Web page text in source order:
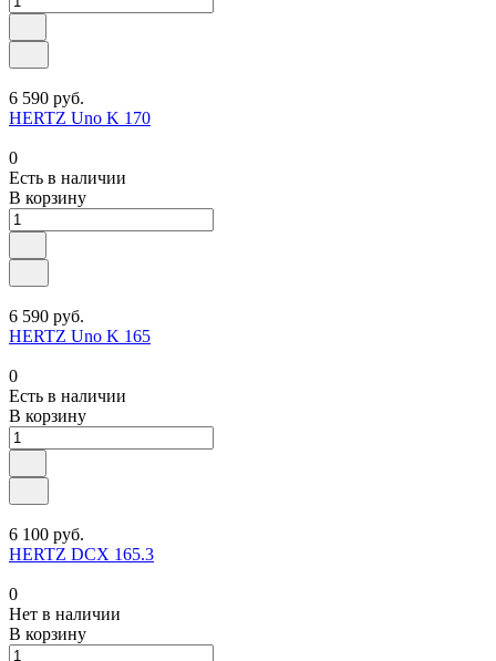
6 590 руб.
HERTZ Uno K 170
0
Есть в наличии
В корзину
6 590 руб.
HERTZ Uno K 165
0
Есть в наличии
В корзину
6 100 руб.
HERTZ DCX 165.3
0
Нет в наличии
В корзину